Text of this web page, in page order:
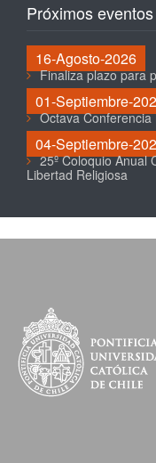
Próximos eventos
16-Agosto-2026
Finaliza plazo para
01-Septiembre-
Octava
04-Septiembre-
25º Coloquio Anual
Libertad Religiosa